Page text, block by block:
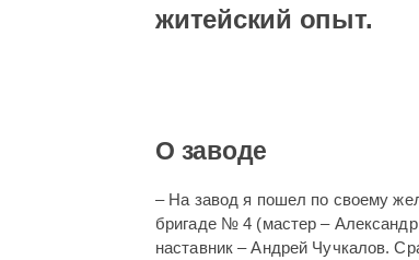
житейский опыт.
О заводе
– На завод я пошел по своему
бригаде № 4 (мастер –
наставник – Андрей Чучкалов.